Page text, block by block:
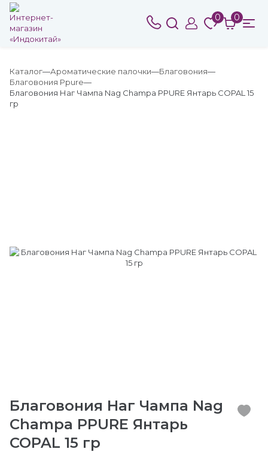
0 0
Каталог Ароматические палочки
Благовония
Благовония Ppure
Благовония Наг Чампа Nag Champa PPURE Янтарь COPAL 15
гр
Благовония Наг Чампа Nag
Champa PPURE Янтарь
COPAL 15 гр